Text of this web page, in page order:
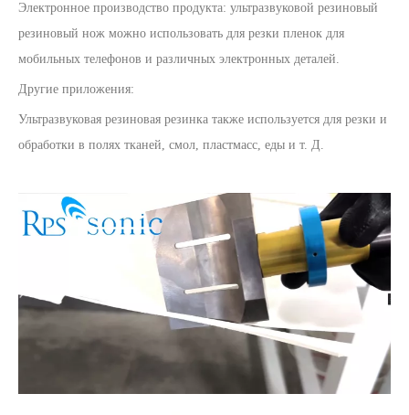
Электронное производство продукта: ультразвуковой резиновый
резиновый нож можно использовать для резки пленок для
мобильных телефонов и различных электронных деталей.
Другие приложения:
Ультразвуковая резиновая резинка также используется для резки и
обработки в полях тканей, смол, пластмасс, еды и т. Д.